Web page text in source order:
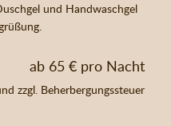
und Handwaschgel
ab 65 € pro Nacht
zzgl. Beherbergungssteuer